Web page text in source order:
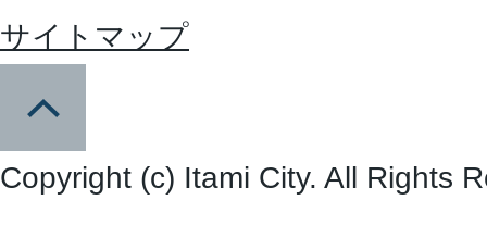
サイトマップ
Copyright (c) Itami City. All Rights